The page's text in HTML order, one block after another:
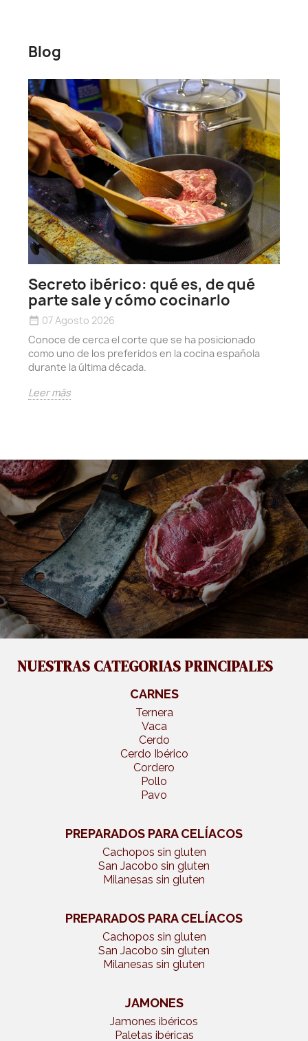
Blog
Secreto ibérico: qué es, de qué
parte sale y cómo cocinarlo
date_range 07 Agosto 2026
Conoce de cerca el corte que se ha posicionado
como uno de los preferidos en la cocina española
durante la última década.
Leer más
NUESTRAS CATEGORIAS PRINCIPALES
CARNES
Ternera
Vaca
Cerdo
Cerdo Ibérico
Cordero
Pollo
Pavo
PREPARADOS PARA CELÍACOS
Cachopos sin gluten
San Jacobo sin gluten
Milanesas sin gluten
PREPARADOS PARA CELÍACOS
Cachopos sin gluten
San Jacobo sin gluten
Milanesas sin gluten
JAMONES
Jamones ibéricos
Paletas ibéricas